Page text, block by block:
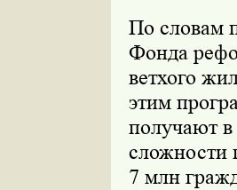
По словам
Фонда
ветхого
этим
получают
сложности
7 млн